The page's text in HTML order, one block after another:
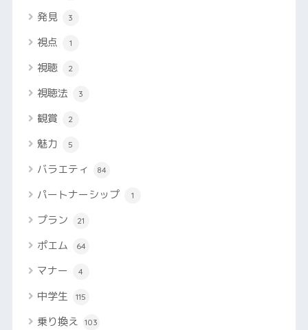
発見 3
視点 1
視聴 2
視聴法 3
観賞 2
魅力 5
バラエティ 84
パートナーシップ 1
プラン 21
ポエム 64
マナー 4
中学生 115
乗り換え 103